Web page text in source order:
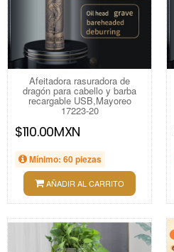
Afeitadora rasuradora de
dragón para cabello y barba
recargable USB,Mayoreo
17223-20
$110.00MXN
Mínimo: 60 piezas
AÑADIR AL CARRITO